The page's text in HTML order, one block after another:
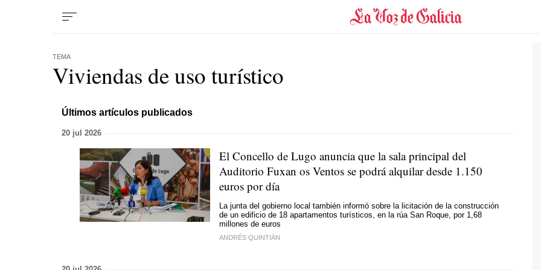
TEMA
Viviendas de uso turístico
Últimos artículos publicados
20 jul 2026
El Concello de Lugo anuncia que la sala principal del
Auditorio Fuxan os Ventos se podrá alquilar desde 1.150
euros por día
La junta del gobierno local también informó sobre la licitación de la construcción
de un edificio de 18 apartamentos turísticos, en la rúa San Roque, por 1,68
millones de euros
ANDRÉS QUINTIÁN